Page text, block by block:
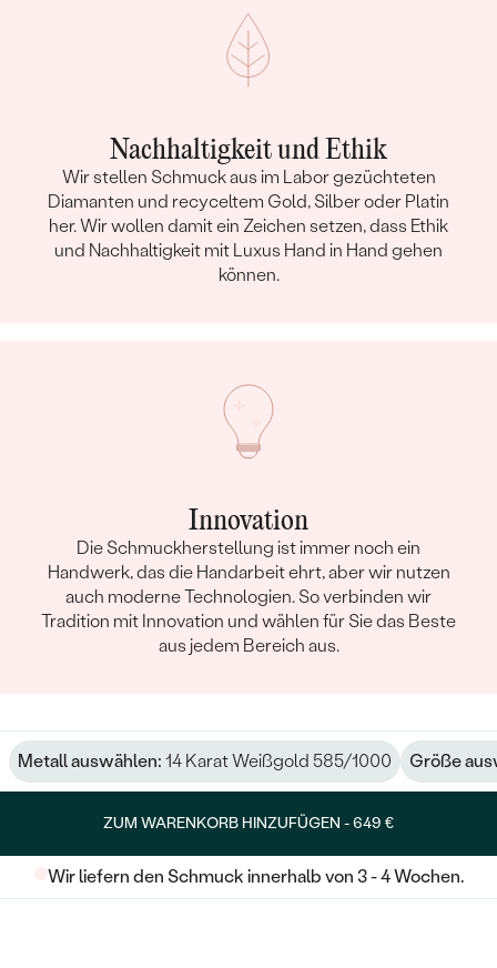
Nachhaltigkeit und Ethik
Wir stellen Schmuck aus im Labor gezüchteten
Diamanten und recyceltem Gold, Silber oder Platin
her. Wir wollen damit ein Zeichen setzen, dass Ethik
und Nachhaltigkeit mit Luxus Hand in Hand gehen
können.
Innovation
Die Schmuckherstellung ist immer noch ein
Handwerk, das die Handarbeit ehrt, aber wir nutzen
auch moderne Technologien. So verbinden wir
Tradition mit Innovation und wählen für Sie das Beste
aus jedem Bereich aus.
Metall auswählen: 14 Karat Weißgold 585/1000 Größe
ZUM WARENKORB HINZUFÜGEN -649 €
Wir liefern den Schmuck innerhalb von 3 - 4 Wochen.